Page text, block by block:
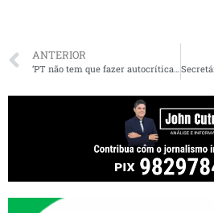
ANTERIOR
‘PT não tem que fazer autocrítica’, diz Lula